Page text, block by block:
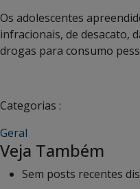
Os adolescentes
infracionais, de desacato,
drogas para consumo
Categorias :
Geral
Veja Também
Sem posts recentes